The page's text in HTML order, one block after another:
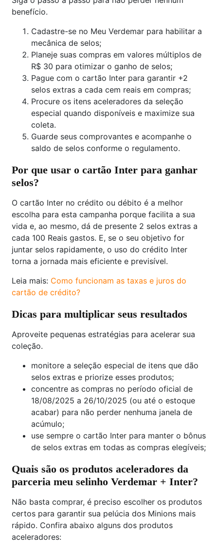
benefício.
Cadastre-se no Meu Verdemar para habilitar a
mecânica de selos;
Planeje suas compras em valores múltiplos de
R$ 30 para otimizar o ganho de selos;
Pague com o cartão Inter para garantir +2
selos extras a cada cem reais em compras;
Procure os itens aceleradores da seleção
especial quando disponíveis e maximize sua
coleta.
Guarde seus comprovantes e acompanhe o
saldo de selos conforme o regulamento.
Por que usar o cartão Inter para ganhar
selos?
O cartão Inter no crédito ou débito é a melhor
escolha para esta campanha porque facilita a sua
vida e, ao mesmo, dá de presente 2 selos extras a
cada 100 Reais gastos. E, se o seu objetivo for
juntar selos rapidamente, o uso do crédito Inter
torna a jornada mais eficiente e previsível.
Leia mais: Como funcionam as taxas e juros do
cartão de crédito?
Dicas para multiplicar seus resultados
Aproveite pequenas estratégias para acelerar sua
coleção.
monitore a seleção especial de itens que dão
selos extras e priorize esses produtos;
concentre as compras no período oficial de
18/08/2025 a 26/10/2025 (ou até o estoque
acabar) para não perder nenhuma janela de
acúmulo;
use sempre o cartão Inter para manter o bônus
de selos extras em todas as compras elegíveis;
Quais são os produtos aceleradores da
parceria meu selinho Verdemar + Inter?
Não basta comprar, é preciso escolher os produtos
certos para garantir sua pelúcia dos Minions mais
rápido. Confira abaixo alguns dos produtos
aceleradores: